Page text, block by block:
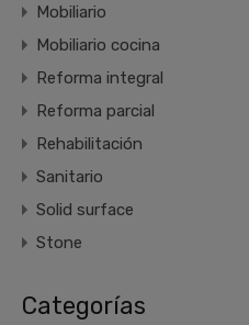
Mobiliario
Mobiliario cocina
Reforma integral
Reforma parcial
Rehabilitación
Sanitario
Solid surface
Stone
Categorías